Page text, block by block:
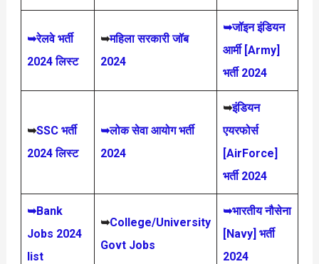
➥रेलवे भर्ती
2024 लिस्ट
➥महिला सरकारी जॉब
2024
➥जॉइन इंडियन
आर्मी [Army]
भर्ती 2024
➥SSC भर्ती
2024 लिस्ट
➥लोक सेवा आयोग भर्ती
2024
➥इंडियन
एयरफोर्स
[AirForce]
भर्ती 2024
➥Bank
Jobs 2024
list
➥College/University
Govt Jobs
➥भारतीय नौसेना
[Navy] भर्ती
2024